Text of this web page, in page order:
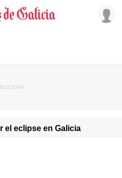
el eclipse en Galicia